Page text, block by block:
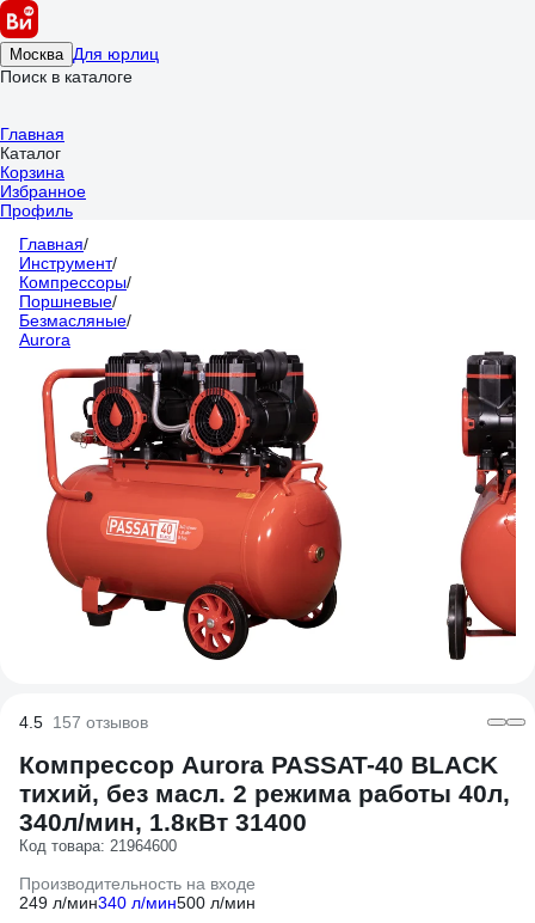
Москва Для юрлиц
Поиск в каталоге
Главная
Каталог
Корзина
Избранное
Профиль
Главная/
Инструмент/
Компрессоры/
Поршневые/
Безмасляные/
Aurora
4.5 157 отзывов
Компрессор Aurora PASSAT-40 BLACK
тихий, без масл. 2 режима работы 40л,
340л/мин, 1.8кВт 31400
Код товара: 21964600
Производительность на входе
249 л/мин340 л/мин500 л/мин